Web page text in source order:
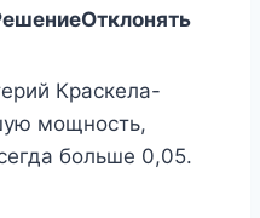
Отклонять
Краскела-
мощность,
больше 0,05.